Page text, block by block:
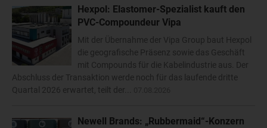
Hexpol: Elastomer-Spezialist kauft den
PVC-Compoundeur Vipa
Mit der Übernahme der Vipa Group baut Hexpol
die geografische Präsenz sowie das Geschäft
mit Compounds für die Kabelindustrie aus. Der
Abschluss der Transaktion werde noch für das laufende dritte
Quartal 2026 erwartet, teilt der...
Newell Brands: „Rubbermaid“-Konzern